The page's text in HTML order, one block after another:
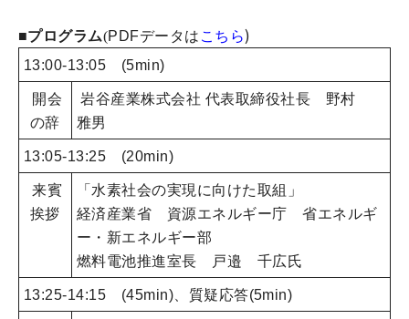
■プログラム(PDFデータは こちら)
13:00-13:05 (5min)
開会
の辞
岩谷産業株式会社 代表取締役社長 野村
雅男
13:05-13:25 (20min)
来賓
挨拶
「水素社会の実現に向けた取組」
経済産業省 資源エネルギー庁 省エネルギ
ー・新エネルギー部
燃料電池推進室長 戸邉 千広氏
13:25-14:15 (45min)、質疑応答(5min)